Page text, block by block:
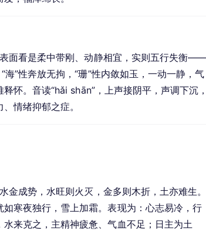
表面看是柔中带刚、动静相宜，实则五行失衡
”性奔放无拘，“珊”性内敛如玉，一动一静，气
怀。音读“hǎi shān”，上声接阴平，声调下沉
情绪抑郁之症。
金成势，水旺则火灭，金多则木折，土亦难生
寒夜独行，雪上加霜。表现为：心志易冷，行
来克之，主精神疲惫、气血不足；日主为土